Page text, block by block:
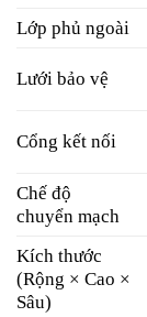
Lớp phủ ngoài
Lưới bảo vệ
Cổng kết nối
Chế độ
chuyển mạch
Kích thước
(Rộng × Cao ×
Sâu)